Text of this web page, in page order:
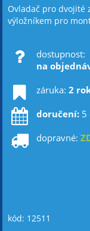
Ovladač pro dvojité
výložníkem pro
dostupnost:
na
záruka: 2
doručení: 5
dopravné:
kód: 12511